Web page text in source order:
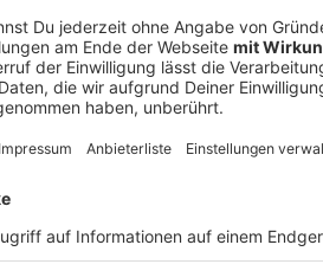
Weitere Informationen zum
https://aws.amazon.com/privacy/
Weitere Informationen zum
https://it.arvato.com/de/ueber-
Bei einer Kontaktaufnahme mit uns